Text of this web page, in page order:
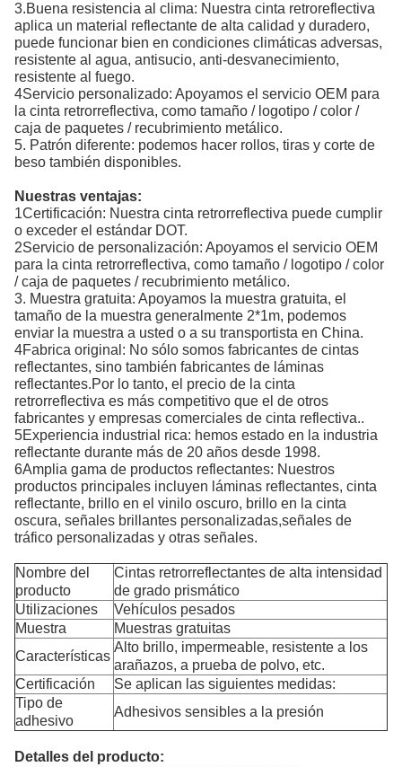
3.Buena resistencia al clima: Nuestra cinta retroreflectiva
aplica un material reflectante de alta calidad y duradero,
puede funcionar bien en condiciones climáticas adversas,
resistente al agua, antisucio, anti-desvanecimiento,
resistente al fuego.
4Servicio personalizado: Apoyamos el servicio OEM para
la cinta retrorreflectiva, como tamaño / logotipo / color /
caja de paquetes / recubrimiento metálico.
5. Patrón diferente: podemos hacer rollos, tiras y corte de
beso también disponibles.
Nuestras ventajas:
1Certificación: Nuestra cinta retrorreflectiva puede cumplir
o exceder el estándar DOT.
2Servicio de personalización: Apoyamos el servicio OEM
para la cinta retrorreflectiva, como tamaño / logotipo / color
/ caja de paquetes / recubrimiento metálico.
3. Muestra gratuita: Apoyamos la muestra gratuita, el
tamaño de la muestra generalmente 2*1m, podemos
enviar la muestra a usted o a su transportista en China.
4Fabrica original: No sólo somos fabricantes de cintas
reflectantes, sino también fabricantes de láminas
reflectantes.Por lo tanto, el precio de la cinta
retrorreflectiva es más competitivo que el de otros
fabricantes y empresas comerciales de cinta reflectiva..
5Experiencia industrial rica: hemos estado en la industria
reflectante durante más de 20 años desde 1998.
6Amplia gama de productos reflectantes: Nuestros
productos principales incluyen láminas reflectantes, cinta
reflectante, brillo en el vinilo oscuro, brillo en la cinta
oscura, señales brillantes personalizadas,señales de
tráfico personalizadas y otras señales.
Nombre del
producto
Cintas retrorreflectantes de alta intensidad
de grado prismático
Utilizaciones
Vehículos pesados
Muestra
Muestras gratuitas
Características
Alto brillo, impermeable, resistente a los
arañazos, a prueba de polvo, etc.
Certificación
Se aplican las siguientes medidas:
Tipo de
adhesivo
Adhesivos sensibles a la presión
Detalles del producto: